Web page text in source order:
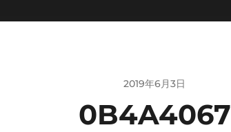
2019年6月3日
0B4A4067